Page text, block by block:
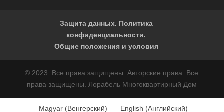
Защита данных. Политика
конфиденциальности.
Общие положения и условия
© 2023. Все права защищены. Авторские права. Все
права защищены. Лорабель Многоквартирный Дом
Magyar (Венгерский) English (Английский)